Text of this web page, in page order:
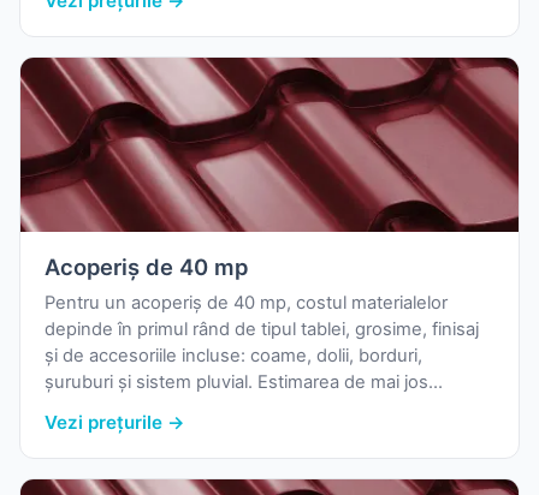
contact dintre tablă și zid.
Acoperiș de 40 mp
Pentru un acoperiș de 40 mp, costul materialelor
depinde în primul rând de tipul tablei, grosime, finisaj
și de accesoriile incluse: coame, dolii, borduri,
șuruburi și sistem pluvial. Estimarea de mai jos
nostru și o marjă uzuală pentru pierderi la debitare.
Vezi prețurile →